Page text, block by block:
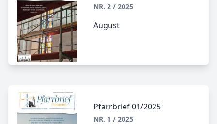
NR. 2 / 2025
August
Pfarrbrief 01/2025
NR. 1 / 2025